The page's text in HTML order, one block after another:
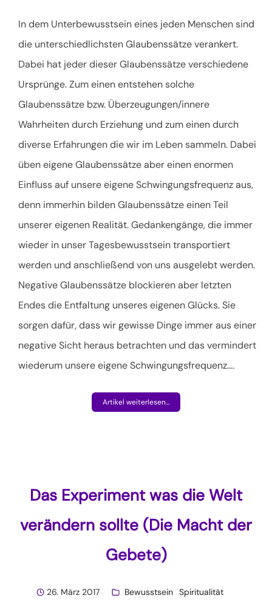
In dem Unterbewusstsein eines jeden Menschen sind
die unterschiedlichsten Glaubenssätze verankert.
Dabei hat jeder dieser Glaubenssätze verschiedene
Ursprünge. Zum einen entstehen solche
Glaubenssätze bzw. Überzeugungen/innere
Wahrheiten durch Erziehung und zum einen durch
diverse Erfahrungen die wir im Leben sammeln. Dabei
üben eigene Glaubenssätze aber einen enormen
Einfluss auf unsere eigene Schwingungsfrequenz aus,
denn immerhin bilden Glaubenssätze einen Teil
unserer eigenen Realität. Gedankengänge, die immer
wieder in unser Tagesbewusstsein transportiert
werden und anschließend von uns ausgelebt werden.
Negative Glaubenssätze blockieren aber letzten
Endes die Entfaltung unseres eigenen Glücks. Sie
sorgen dafür, dass wir gewisse Dinge immer aus einer
negative Sicht heraus betrachten und das vermindert
wiederum unsere eigene Schwingungsfrequenz.…
Artikel weiterlesen...
Das Experiment was die Welt
verändern sollte (Die Macht der
Gebete)
26. März 2017 Bewusstsein Spiritualität